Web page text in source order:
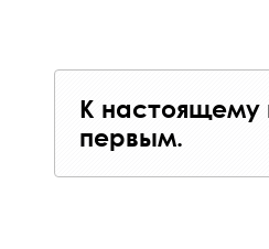
К настоящему
первым.